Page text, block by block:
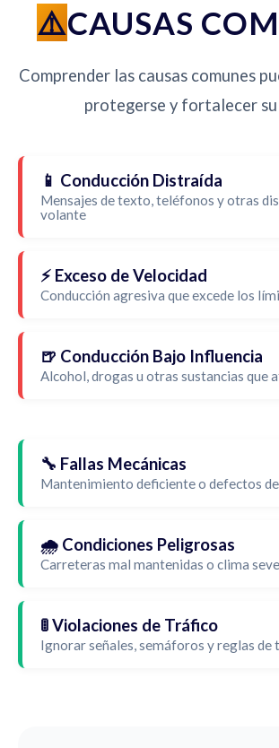
CAUSAS
Comprender las causas comunes
protegerse y fortalecer su
📱 Conducción Distraída
Mensajes de texto, teléfonos y otras
volante
⚡ Exceso de Velocidad
Conducción agresiva que excede los
🍺 Conducción Bajo Influencia
Alcohol, drogas u otras sustancias que
🔧 Fallas Mecánicas
Mantenimiento deficiente o defectos
🌧️ Condiciones Peligrosas
Carreteras mal mantenidas o clima
🚦 Violaciones de Tráfico
Ignorar señales, semáforos y reglas de